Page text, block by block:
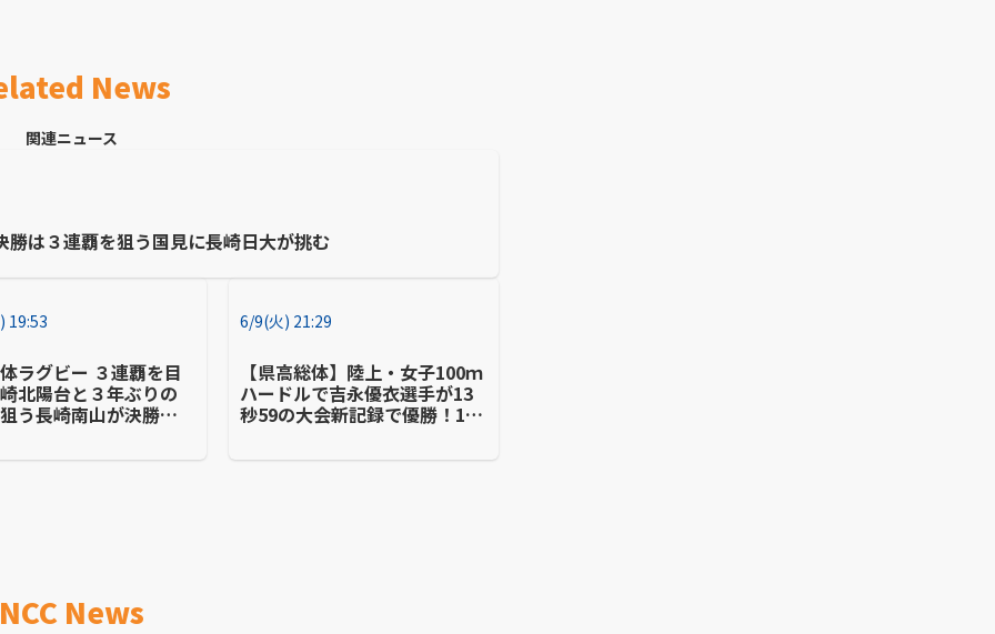
News
関連ニュース
は３連覇を狙う国見に長崎日大が挑む
19:53
ラグビー ３連覇を目
北陽台と３年ぶりの
う長崎南山が決勝進
6/9(火) 21:29
【県高総体】陸上・女子100ｍ
ハードルで吉永優衣選手が13
秒59の大会新記録で優勝！100
News